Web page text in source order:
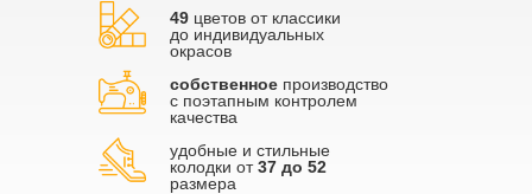
49 цветов от классики
до индивидуальных
окрасов
удобные и стильные
колодки от37 до 52
размера
собственное производство
с поэтапным контролем
качества